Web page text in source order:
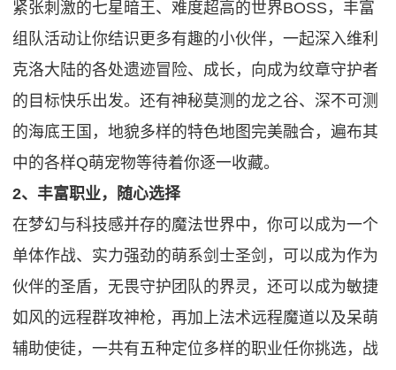
紧张刺激的七星暗王、难度超高的世界BOSS，丰富
组队活动让你结识更多有趣的小伙伴，一起深入维利
克洛大陆的各处遗迹冒险、成长，向成为纹章守护者
的目标快乐出发。还有神秘莫测的龙之谷、深不可测
的海底王国，地貌多样的特色地图完美融合，遍布其
中的各样Q萌宠物等待着你逐一收藏。
2、丰富职业，随心选择
在梦幻与科技感并存的魔法世界中，你可以成为一个
单体作战、实力强劲的萌系剑士圣剑，可以成为作为
伙伴的圣盾，无畏守护团队的界灵，还可以成为敏捷
如风的远程群攻神枪，再加上法术远程魔道以及呆萌
辅助使徒，一共有五种定位多样的职业任你挑选，战